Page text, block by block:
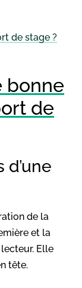
de stage ?
bonne
de
de la
et la
Elle
tête.